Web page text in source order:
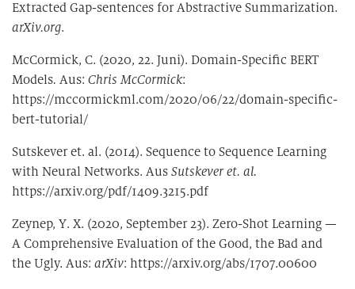
Extracted Gap-sentences for Abstractive Summarization.
arXiv.org.
McCormick, C. (2020, 22. Juni). Domain-Specific BERT
Models. Aus: Chris McCormick:
https://mccormickml.com/2020/06/22/domain-specific-
bert-tutorial/
Sutskever et. al. (2014). Sequence to Sequence Learning
with Neural Networks. Aus Sutskever et. al.
https://arxiv.org/pdf/1409.3215.pdf
Zeynep, Y. X. (2020, September 23). Zero-Shot Learning —
A Comprehensive Evaluation of the Good, the Bad and
the Ugly. Aus: arXiv: https://arxiv.org/abs/1707.00600